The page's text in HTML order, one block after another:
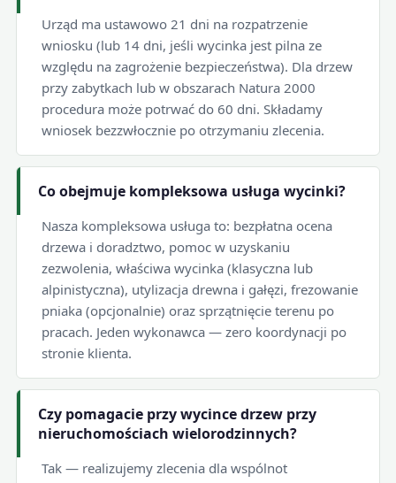
Urząd ma ustawowo 21 dni na rozpatrzenie
wniosku (lub 14 dni, jeśli wycinka jest pilna ze
względu na zagrożenie bezpieczeństwa). Dla drzew
przy zabytkach lub w obszarach Natura 2000
procedura może potrwać do 60 dni. Składamy
wniosek bezzwłocznie po otrzymaniu zlecenia.
Co obejmuje kompleksowa usługa wycinki?
Nasza kompleksowa usługa to: bezpłatna ocena
drzewa i doradztwo, pomoc w uzyskaniu
zezwolenia, właściwa wycinka (klasyczna lub
alpinistyczna), utylizacja drewna i gałęzi, frezowanie
pniaka (opcjonalnie) oraz sprzątnięcie terenu po
pracach. Jeden wykonawca — zero koordynacji po
stronie klienta.
Czy pomagacie przy wycince drzew przy
nieruchomościach wielorodzinnych?
Tak — realizujemy zlecenia dla wspólnot